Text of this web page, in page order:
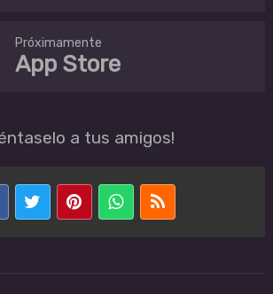
Próximamente
App Store
a tus amigos!